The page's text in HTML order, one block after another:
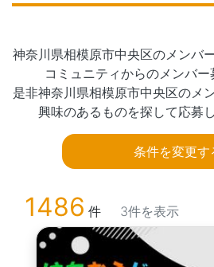
神奈川県相模原市中央区のメンバ
コミュニティからのメンバー
是非神奈川県相模原市中央区のメ
興味のあるものを探して応募
条件を変更す
1486 件 3件を表示